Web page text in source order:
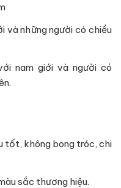
và những người có chiều
nam giới và người có
tốt, không bong tróc, chi
sắc thương hiệu.